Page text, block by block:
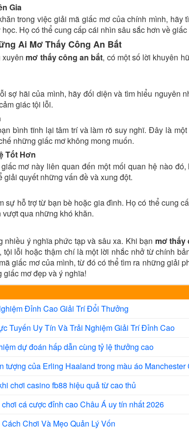
Gia
trong việc giải mã giấc mơ của chính mình, hãy
Họ có thể cung cấp cái nhìn sâu sắc hơn về
Ai Mơ Thấy Công An Bắt
mơ thấy công an bắt, có một số lời khuyên
sợ hãi của mình, hãy đối diện và tìm hiểu nguyên
giác tội lỗi.
bình tĩnh lại tâm trí và làm rõ suy nghĩ. Đây là
những giấc mơ không mong muốn.
Tốt Hơn
mơ này liên quan đến một mối quan hệ nào
giải quyết những vấn đề và xung đột.
sự hỗ trợ từ bạn bè hoặc gia đình. Họ có thể cung
qua những khó khăn.
nhiều ý nghĩa phức tạp và sâu xa. Khi bạn mơ thấy
lỗi hoặc thậm chí là một lời nhắc nhở từ chính
giấc mơ của mình, từ đó có thể tìm ra những giải
mơ đẹp và ý nghĩa!
Đỉnh Cao Giải Trí Đổi Thưởng
Tuyến Uy Tín Và Trải Nghiệm Giải Trí Đỉnh Cao
dự đoán hấp dẫn cùng tỷ lệ thưởng cao
tượng của Erling Haaland trong màu áo Manchester
chơi casino fb88 hiệu quả từ cao thủ
cá cược đỉnh cao Châu Á uy tín nhất 2026
Chơi Và Mẹo Quản Lý Vốn